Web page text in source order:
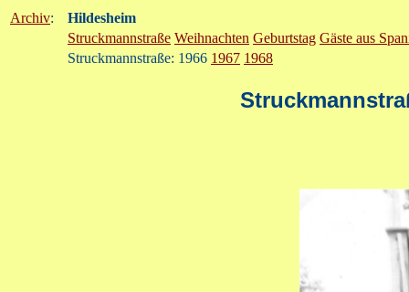
Archiv:
Hildesheim
Struckmannstraße Weihnachten Geburtstag Gäste aus
Struckmannstraße: 1966 1967 1968